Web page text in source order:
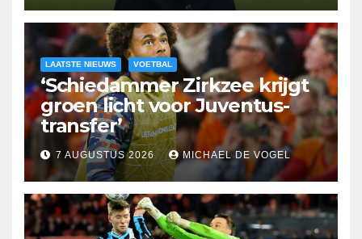
LAATSTE NIEUWS VOETBAL
‘Schiedammer Zirkzee krijgt
groen licht voor Juventus-
transfer’
7 AUGUSTUS 2026 MICHAEL DE VOGEL